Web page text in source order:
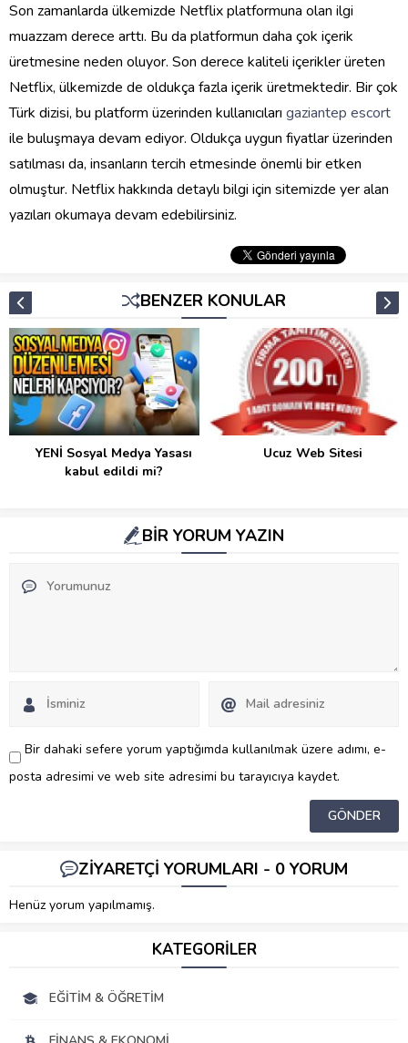
Son zamanlarda ülkemizde Netflix platformuna olan ilgi
muazzam derece arttı. Bu da platformun daha çok içerik
üretmesine neden oluyor. Son derece kaliteli içerikler üreten
Netflix, ülkemizde de oldukça fazla içerik üretmektedir. Bir çok
Türk dizisi, bu platform üzerinden kullanıcıları gaziantep escort
ile buluşmaya devam ediyor. Oldukça uygun fiyatlar üzerinden
satılması da, insanların tercih etmesinde önemli bir etken
olmuştur. Netflix hakkında detaylı bilgi için sitemizde yer alan
yazıları okumaya devam edebilirsiniz.
BENZER KONULAR
YENİ Sosyal Medya Yasası
kabul edildi mi?
Ucuz Web Sitesi
BİR YORUM YAZIN
Bir dahaki sefere yorum yaptığımda kullanılmak üzere adımı, e-
posta adresimi ve web site adresimi bu tarayıcıya kaydet.
ZİYARETÇİ YORUMLARI - 0 YORUM
Henüz yorum yapılmamış.
KATEGORİLER
EĞITIM & ÖĞRETIM